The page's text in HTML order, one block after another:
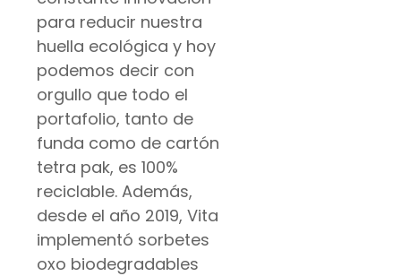
para reducir nuestra
huella ecológica y hoy
podemos decir con
orgullo que todo el
portafolio, tanto de
funda como de cartón
tetra pak, es 100%
reciclable. Además,
desde el año 2019, Vita
implementó sorbetes
oxo biodegradables